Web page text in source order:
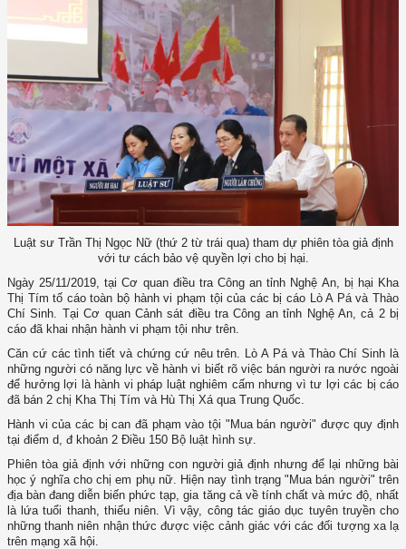
Luật sư Trần Thị Ngọc Nữ (thứ 2 từ trái qua) tham dự phiên tòa giả định
với tư cách bảo vệ quyền lợi cho bị hại.
Ngày 25/11/2019, tại Cơ quan điều tra Công an tỉnh Nghệ An, bị hại Kha
Thị Tím tố cáo toàn bộ hành vi phạm tội của các bị cáo Lò A Pá và Thào
Chí Sinh. Tại Cơ quan Cảnh sát điều tra Công an tỉnh Nghệ An, cả 2 bị
cáo đã khai nhận hành vi phạm tội như trên.
Căn cứ các tình tiết và chứng cứ nêu trên. Lò A Pá và Thào Chí Sinh là
những người có năng lực về hành vi biết rõ việc bán người ra nước ngoài
để hưởng lợi là hành vi pháp luật nghiêm cấm nhưng vì tư lợi các bị cáo
đã bán 2 chị Kha Thị Tím và Hù Thị Xá qua Trung Quốc.
Hành vi của các bị can đã phạm vào tội "Mua bán người" được quy định
tại điểm d, đ khoản 2 Điều 150 Bộ luật hình sự.
Phiên tòa giả định với những con người giả định nhưng để lại những bài
học ý nghĩa cho chị em phụ nữ. Hiện nay tình trạng "Mua bán người" trên
địa bàn đang diễn biến phức tạp, gia tăng cả về tính chất và mức độ, nhất
là lứa tuổi thanh, thiếu niên. Vì vậy, công tác giáo dục tuyên truyền cho
những thanh niên nhận thức được việc cảnh giác với các đối tượng xa lạ
trên mạng xã hội.